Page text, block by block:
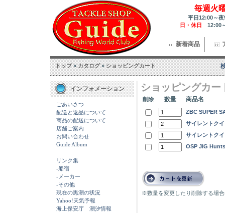
毎週火
平日12:00～
日・休日 12:00
新着商品
トップ»カタログ»ショッピングカート
インフォメーション
ごあいさつ
配送と返品について
商品の配送について
店舗ご案内
お問い合わせ
Guide Album
リンク集
-船宿
-メーカー
-その他
現在の黒潮の状況
Yahoo!天気予報
海上保安庁 潮汐情報
ショッピングカー
削除 数量 商品名
ZBC SUPER
サイレントク
サイレントク
OSP JIG
※数量を変更したり削除する場